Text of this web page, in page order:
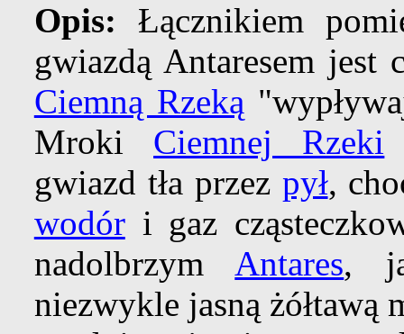
Opis:Łącznikiem
gwiazdą Antaresem jest
Ciemną Rzeką
Mroki Ciemnej Rzeki
gwiazd tła przez pył,
wodóri gaz
nadolbrzym Antares,
niezwykle jasną żółtawą